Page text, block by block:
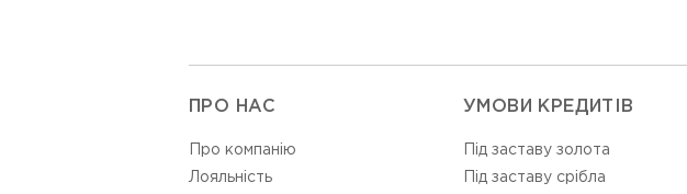
ПРО НАС
Про компанію
Лояльність
УМОВИ КРЕДИТІВ
Під заставу золота
Під заставу срібла